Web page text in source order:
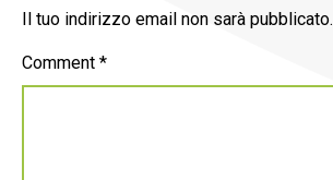
Il tuo indirizzo email non sarà pubblicato.
Comment *